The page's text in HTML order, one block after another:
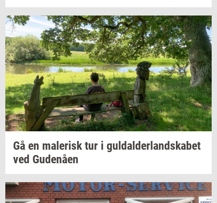
Gå en ma­le­risktur i gul­dal­der­land­ska­bet
ved Gu­denå­en